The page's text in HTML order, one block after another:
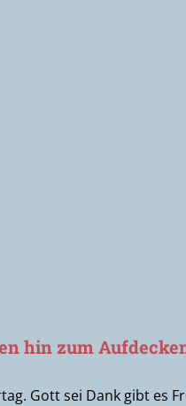
hin zum
Gott sei Dank gibt es